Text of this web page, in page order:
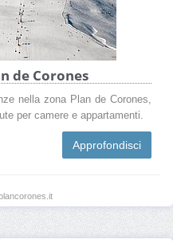
de Corones
nella zona Plan de Corones,
per camere e appartamenti.
Approfondisci